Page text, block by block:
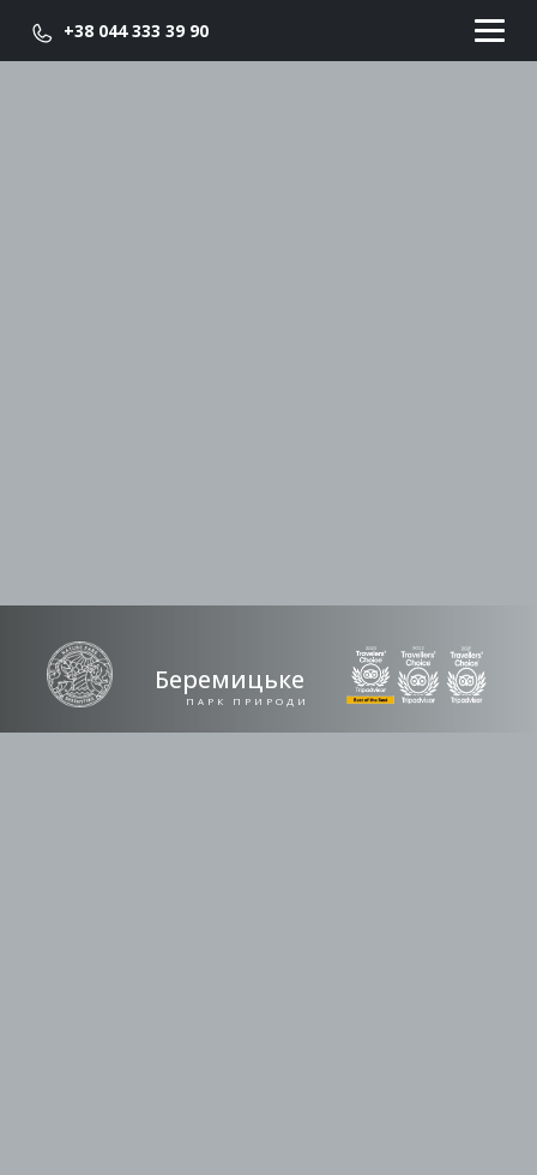
+38 044 333 39 90
Беремицьке
ПАРК ПРИРОДИ